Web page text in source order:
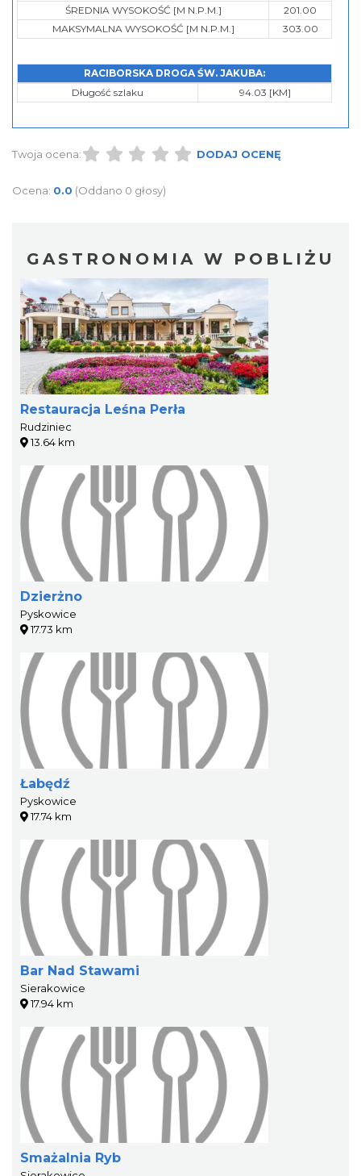
ŚREDNIA WYSOKOŚĆ [M N.P.M.]
201.00
MAKSYMALNA WYSOKOŚĆ [M N.P.M.]
303.00
RACIBORSKA DROGA ŚW. JAKUBA:
Długość szlaku
94.03 [KM]
Twoja ocena: DODAJ OCENĘ
Ocena: 0.0 (Oddano 0 głosy)
GASTRONOMIA W POBLIŻU
Restauracja Leśna Perła
Rudziniec
13.64 km
Dzierżno
Pyskowice
17.73 km
Łabędź
Pyskowice
17.74 km
Bar Nad Stawami
Sierakowice
17.94 km
Smażalnia Ryb